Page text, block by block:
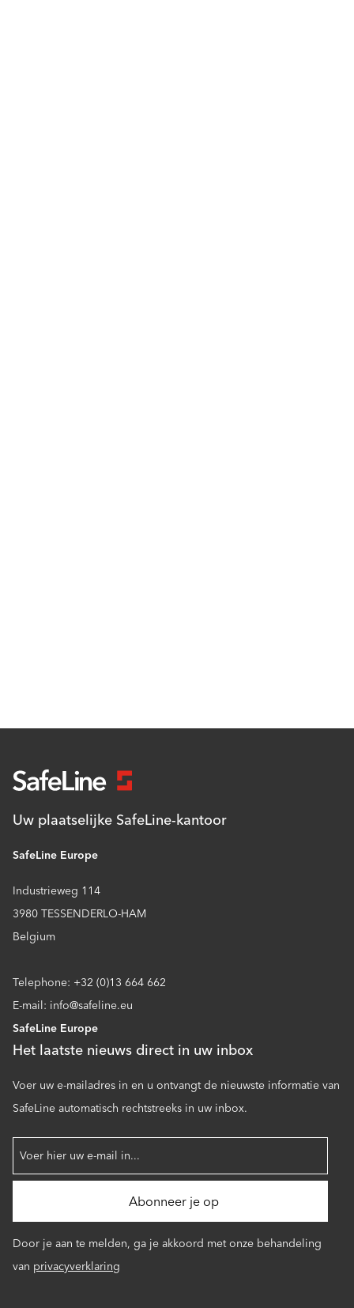
Uw plaatselijke SafeLine-kantoor
SafeLine Europe
Industrieweg 114
3980 TESSENDERLO-HAM
Belgium
Telephone: +32 (0)13 664 662
E-mail: info@safeline.eu
SafeLine Europe
Het laatste nieuws direct in uw inbox
Voer uw e-mailadres in en u ontvangt de nieuwste informatie van
SafeLine automatisch rechtstreeks in uw inbox.
Door je aan te melden, ga je akkoord met onze behandeling
van privacyverklaring